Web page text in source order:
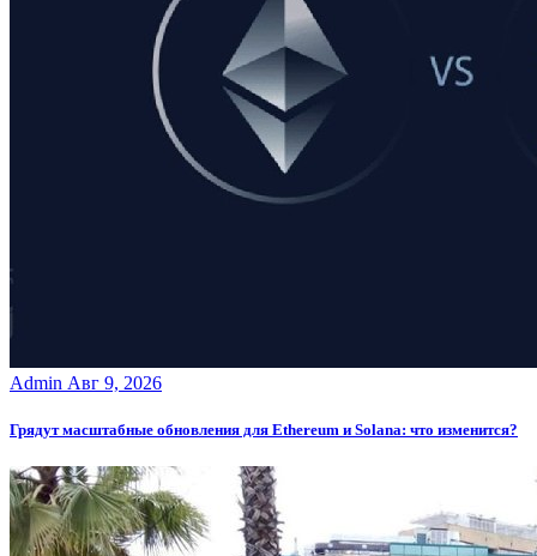
Admin Авг 9, 2026
Грядут масштабные обновления для Ethereum и Solana: что изменится?